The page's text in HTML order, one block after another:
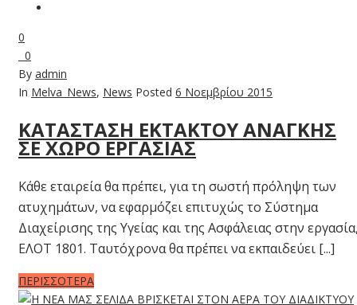
0
0
By admin
In Melva_News, News Posted 6 Νοεμβρίου 2015
ΚΑΤΑΣΤΑΣΗ ΕΚΤΑΚΤΟΥ ΑΝΑΓΚΗΣ
ΣΕ ΧΩΡΟ ΕΡΓΑΣΙΑΣ
Κάθε εταιρεία θα πρέπει, για τη σωστή πρόληψη των
ατυχημάτων, να εφαρμόζει επιτυχώς το Σύστημα
Διαχείρισης της Υγείας και της Ασφάλειας στην
ΕΛΟΤ 1801. Ταυτόχρονα θα πρέπει να εκπαιδεύει [...]
ΠΕΡΙΣΣΟΤΕΡΑ